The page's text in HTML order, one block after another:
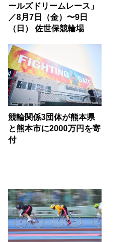
ールズドリームレース」
／8月7日（金）〜9日
（日） 佐世保競輪場
競輪関係3団体が熊本県
と熊本市に2000万円を寄
付